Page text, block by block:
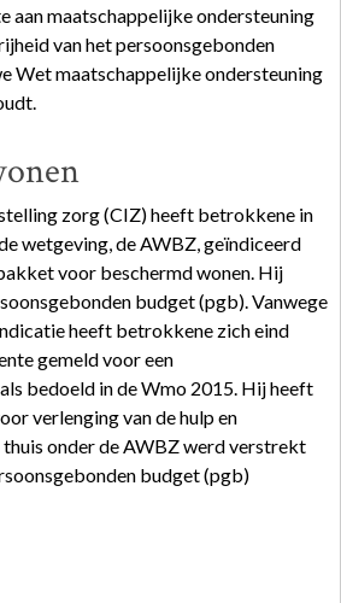
aan maatschappelijke ondersteuning
van het persoonsgebonden
Wet maatschappelijke ondersteuning
zorg (CIZ) heeft betrokkene in
wetgeving, de AWBZ, geïndiceerd
voor beschermd wonen. Hij
budget (pgb). Vanwege
heeft betrokkene zich eind
gemeld voor een
bedoeld in de Wmo 2015. Hij heeft
verlenging van de hulp en
thuis onder de AWBZ werd verstrekt
budget (pgb)